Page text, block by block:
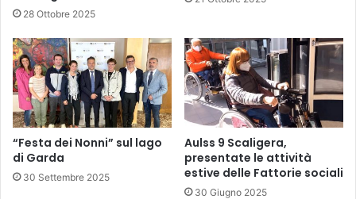
28 Ottobre 2025
“Festa dei Nonni” sul lago
di Garda
30 Settembre 2025
Aulss 9 Scaligera,
presentate le attività
estive delle Fattorie sociali
30 Giugno 2025